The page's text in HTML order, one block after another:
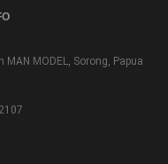
MODEL, Sorong, Papua